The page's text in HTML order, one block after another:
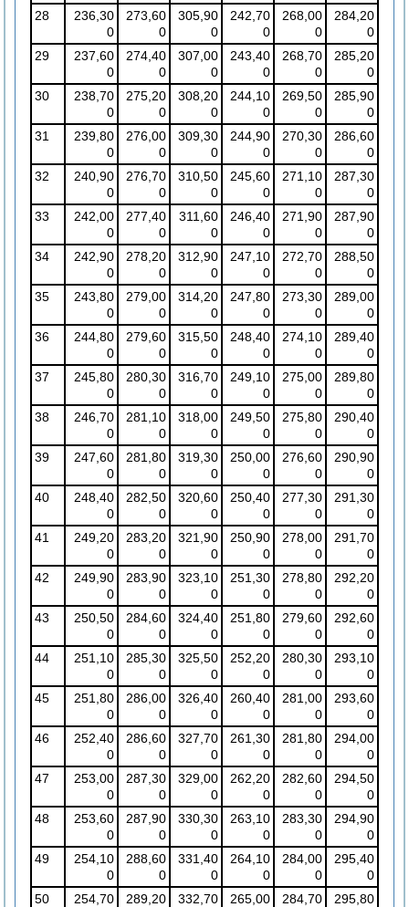
28
236,30
0
273,60
0
305,90
0
242,70
0
268,00
0
284,20
0
29
237,60
0
274,40
0
307,00
0
243,40
0
268,70
0
285,20
0
30
238,70
0
275,20
0
308,20
0
244,10
0
269,50
0
285,90
0
31
239,80
0
276,00
0
309,30
0
244,90
0
270,30
0
286,60
0
32
240,90
0
276,70
0
310,50
0
245,60
0
271,10
0
287,30
0
33
242,00
0
277,40
0
311,60
0
246,40
0
271,90
0
287,90
0
34
242,90
0
278,20
0
312,90
0
247,10
0
272,70
0
288,50
0
35
243,80
0
279,00
0
314,20
0
247,80
0
273,30
0
289,00
0
36
244,80
0
279,60
0
315,50
0
248,40
0
274,10
0
289,40
0
37
245,80
0
280,30
0
316,70
0
249,10
0
275,00
0
289,80
0
38
246,70
0
281,10
0
318,00
0
249,50
0
275,80
0
290,40
0
39
247,60
0
281,80
0
319,30
0
250,00
0
276,60
0
290,90
0
40
248,40
0
282,50
0
320,60
0
250,40
0
277,30
0
291,30
0
41
249,20
0
283,20
0
321,90
0
250,90
0
278,00
0
291,70
0
42
249,90
0
283,90
0
323,10
0
251,30
0
278,80
0
292,20
0
43
250,50
0
284,60
0
324,40
0
251,80
0
279,60
0
292,60
0
44
251,10
0
285,30
0
325,50
0
252,20
0
280,30
0
293,10
0
45
251,80
0
286,00
0
326,40
0
260,40
0
281,00
0
293,60
0
46
252,40
0
286,60
0
327,70
0
261,30
0
281,80
0
294,00
0
47
253,00
0
287,30
0
329,00
0
262,20
0
282,60
0
294,50
0
48
253,60
0
287,90
0
330,30
0
263,10
0
283,30
0
294,90
0
49
254,10
0
288,60
0
331,40
0
264,10
0
284,00
0
295,40
0
50
254,70
289,20
332,70
265,00
284,70
295,80